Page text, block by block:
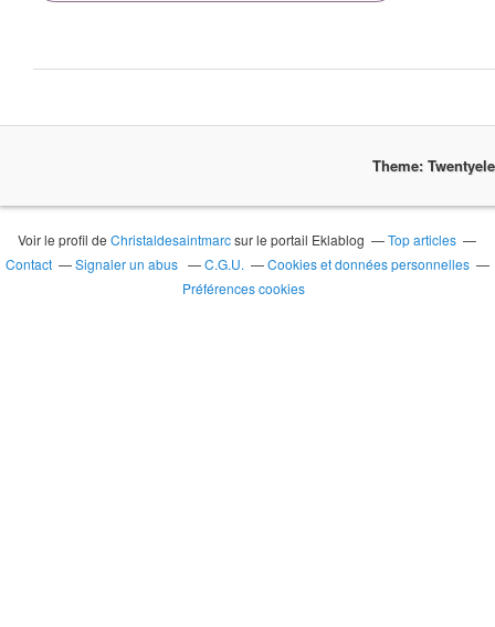
Theme:
Voir le profil deChristaldesaintmarcsur le portail Eklablog
Top articles
Contact
Signaler un abus C.G.U.
Cookies et données personnelles
Préférences cookies